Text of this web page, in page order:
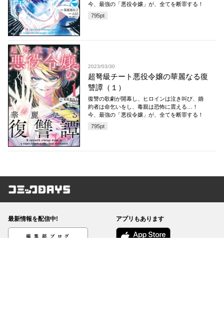
今、最強の「悪役令嬢」が、全てを断罪する！
795pt
2023/03/30
超弩級チート悪役令嬢の華麗なる復
讐譚（１）
復讐の歌劇が開幕し、ヒロインは泣き叫び、婚
約者は命乞いをし、毒親は恐怖に震える…！
今、最強の「悪役令嬢」が、全てを断罪する！
795pt
コミックDAYS
最新情報を配信中!
編集部ブログ
アプリもあります